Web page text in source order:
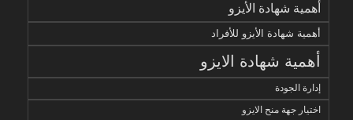
أهمية شهادة الأيزو
أهمية شهادة الأيزو للأفراد
أهمية شهادة الايزو
إدارة الجودة
اختيار جهة منح الايزو